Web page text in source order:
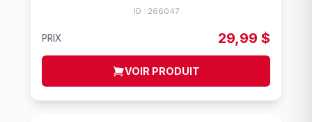
ID : 266047
PRIX 29,99 $
VOIR PRODUIT